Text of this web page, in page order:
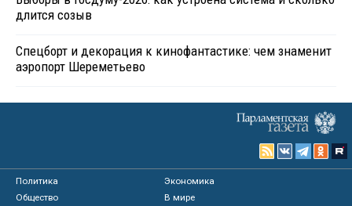
длится созыв
Спецборт и декорация к кинофантастике: чем знаменит
аэропорт Шереметьево
Политика
Экономика
Общество
В мире